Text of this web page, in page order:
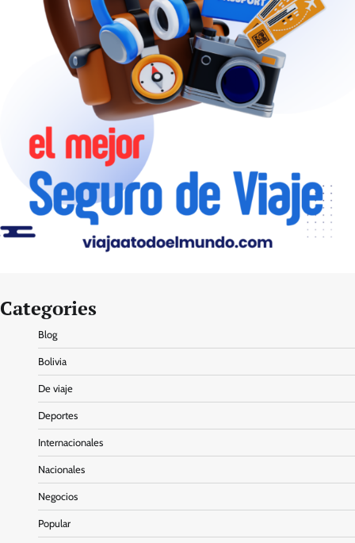
Categories
Blog
Bolivia
De viaje
Deportes
Internacionales
Nacionales
Negocios
Popular